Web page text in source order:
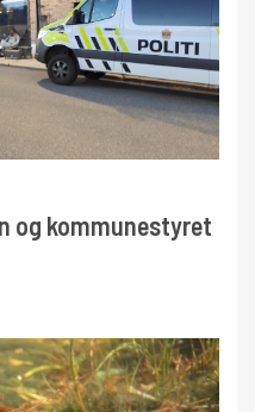
og kommunestyret